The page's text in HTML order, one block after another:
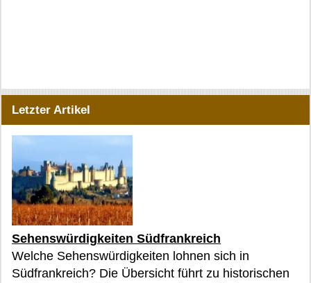
Letzter Artikel
Sehenswürdigkeiten Südfrankreich
Welche Sehenswürdigkeiten lohnen sich in
Südfrankreich? Die Übersicht führt zu historischen